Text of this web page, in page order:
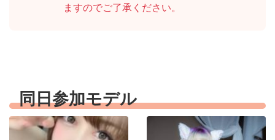
ますのでご了承ください。
同日参加モデル